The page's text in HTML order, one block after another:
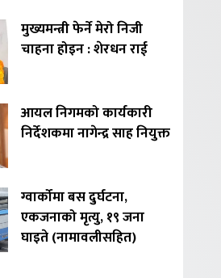
मुख्यमन्त्री फेर्ने मेरो निजी
चाहना होइन : शेरधन राई
आयल निगमको कार्यकारी
निर्देशकमा नागेन्द्र साह नियुक्त
ग्वार्कोमा बस दुर्घटना,
एकजनाको मृत्यु, १९ जना
घाइते (नामावलीसहित)